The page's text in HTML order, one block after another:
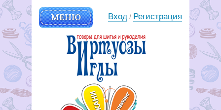
МЕНЮ Вход / Регистрация